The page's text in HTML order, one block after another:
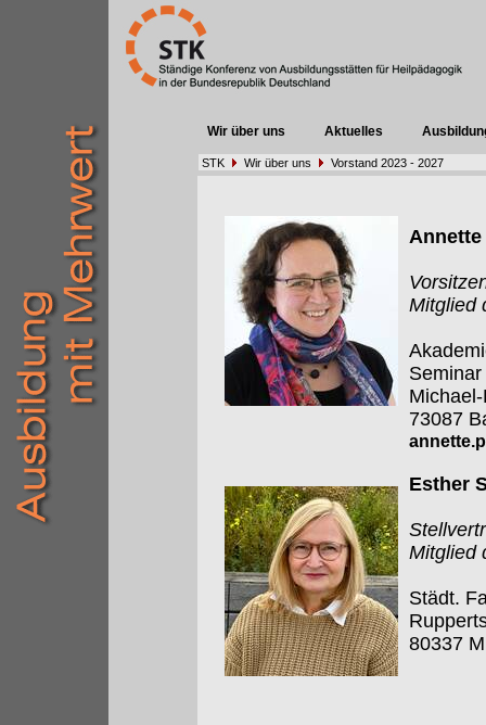
Wir über uns Aktuelles
STK Wir über uns Vorstand 2023 - 2027
Mitglied
Seminar
73087
Esther
Mitglied
Städt.
80337